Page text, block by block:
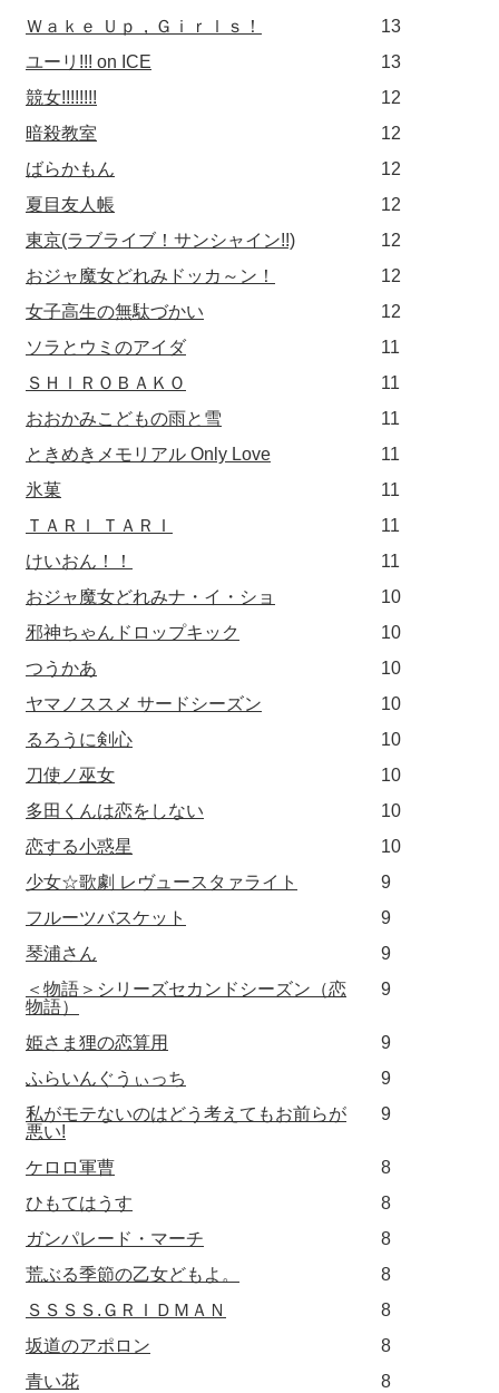
Ｗａｋｅ Ｕｐ，Ｇｉｒｌｓ！
13
ユーリ!!! on ICE
13
競女!!!!!!!!
12
暗殺教室
12
ばらかもん
12
夏目友人帳
12
東京(ラブライブ！サンシャイン!!)
12
おジャ魔女どれみドッカ～ン！
12
女子高生の無駄づかい
12
ソラとウミのアイダ
11
ＳＨＩＲＯＢＡＫＯ
11
おおかみこどもの雨と雪
11
ときめきメモリアル Only Love
11
氷菓
11
ＴＡＲＩ ＴＡＲＩ
11
けいおん！！
11
おジャ魔女どれみナ・イ・ショ
10
邪神ちゃんドロップキック
10
つうかあ
10
ヤマノススメ サードシーズン
10
るろうに剣心
10
刀使ノ巫女
10
多田くんは恋をしない
10
恋する小惑星
10
少女☆歌劇 レヴュースタァライト
9
フルーツバスケット
9
琴浦さん
9
＜物語＞シリーズセカンドシーズン（恋
物語）
9
姫さま狸の恋算用
9
ふらいんぐうぃっち
9
私がモテないのはどう考えてもお前らが
悪い!
9
ケロロ軍曹
8
ひもてはうす
8
ガンパレード・マーチ
8
荒ぶる季節の乙女どもよ。
8
ＳＳＳＳ.ＧＲＩＤＭＡＮ
8
坂道のアポロン
8
青い花
8